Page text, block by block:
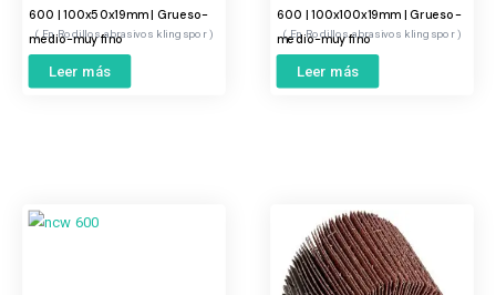
600 | 100x50x19mm | Grueso-
medio-muy fino
Rodillos abrasivos klingspor
Leer más
600 | 100x100x19mm | Grueso-
medio-muy fino
Rodillos abrasivos klingspor
Leer más